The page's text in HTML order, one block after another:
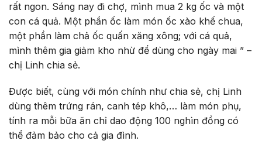
rất ngon. Sáng nay đi chợ, mình mua 2 kg ốc và một
con cá quả. Một phần ốc làm món ốc xào khế chua,
một phần làm chả ốc quấn xăng xông; với cá quả,
mình thêm gia giảm kho nhừ để dùng cho ngày mai ” –
chị Linh chia sẻ.
Được biết, cùng với món chính như chia sẻ, chị Linh
dùng thêm trứng rán, canh tép khô,… làm món phụ,
tính ra mỗi bữa ăn chỉ dao động 100 nghìn đồng có
thể đảm bảo cho cả gia đình.